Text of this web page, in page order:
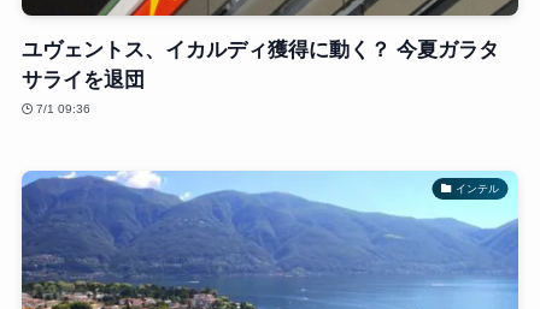
ユヴェントス、イカルディ獲得に動く？ 今夏ガラタ
サライを退団
7/1 09:36
インテル